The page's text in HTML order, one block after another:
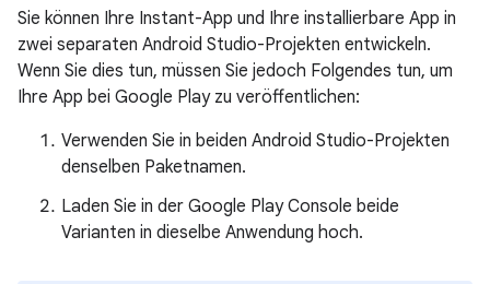
Sie können Ihre Instant-App und Ihre installierbare App in
zwei separaten Android Studio-Projekten entwickeln.
Wenn Sie dies tun, müssen Sie jedoch Folgendes tun, um
Ihre App bei Google Play zu veröffentlichen:
Verwenden Sie in beiden Android Studio-Projekten
denselben Paketnamen.
Laden Sie in der Google Play Console beide
Varianten in dieselbe Anwendung hoch.